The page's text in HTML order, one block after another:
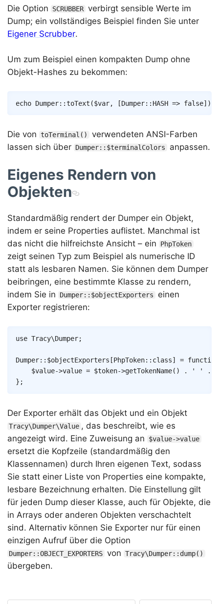
Die Option SCRUBBER verbirgt sensible Werte im
Dump; ein vollständiges Beispiel finden Sie unter
Eigener Scrubber.
Um zum Beispiel einen kompakten Dump ohne
Objekt-Hashes zu bekommen:
echo Dumper::toText ($var, [Dumper:: HASH => false] )
Copy
Die von toTerminal()
verwendeten ANSI-Farben
lassen sich über Dumper::$terminalColors anpassen.
Eigenes Rendern von
Objekten
Standardmäßig rendert der Dumper ein Objekt,
indem er seine Properties auflistet. Manchmal ist
das nicht die hilfreichste Ansicht – ein
PhpToken
zeigt seinen Typ zum Beispiel als numerische ID
statt als lesbaren Namen. Sie können dem Dumper
beibringen, eine bestimmte Klasse zu rendern,
indem Sie in
Dumper::$objectExporters
einen
Exporter registrieren:
use Tracy\Dumper;
Dumper:: $objectExporters [PhpToken:: class] = function
$value->value = $token->getTokenName( ) . ' ' .
} ;
Der Exporter erhält das Objekt und ein Objekt
Tracy\Dumper\Value , das beschreibt, wie es
angezeigt wird. Eine Zuweisung an
$value->value
ersetzt die Kopfzeile (standardmäßig den
Klassennamen) durch Ihren eigenen Text, sodass
Sie statt einer Liste von Properties eine kompakte,
lesbare Bezeichnung erhalten. Die Einstellung gilt
für jeden Dump dieser Klasse, auch für Objekte, die
in Arrays oder anderen Objekten verschachtelt
sind. Alternativ können Sie Exporter nur für einen
einzigen Aufruf über die Option
Dumper::OBJECT_EXPORTERS von Tracy\Dumper::dump()
übergeben.